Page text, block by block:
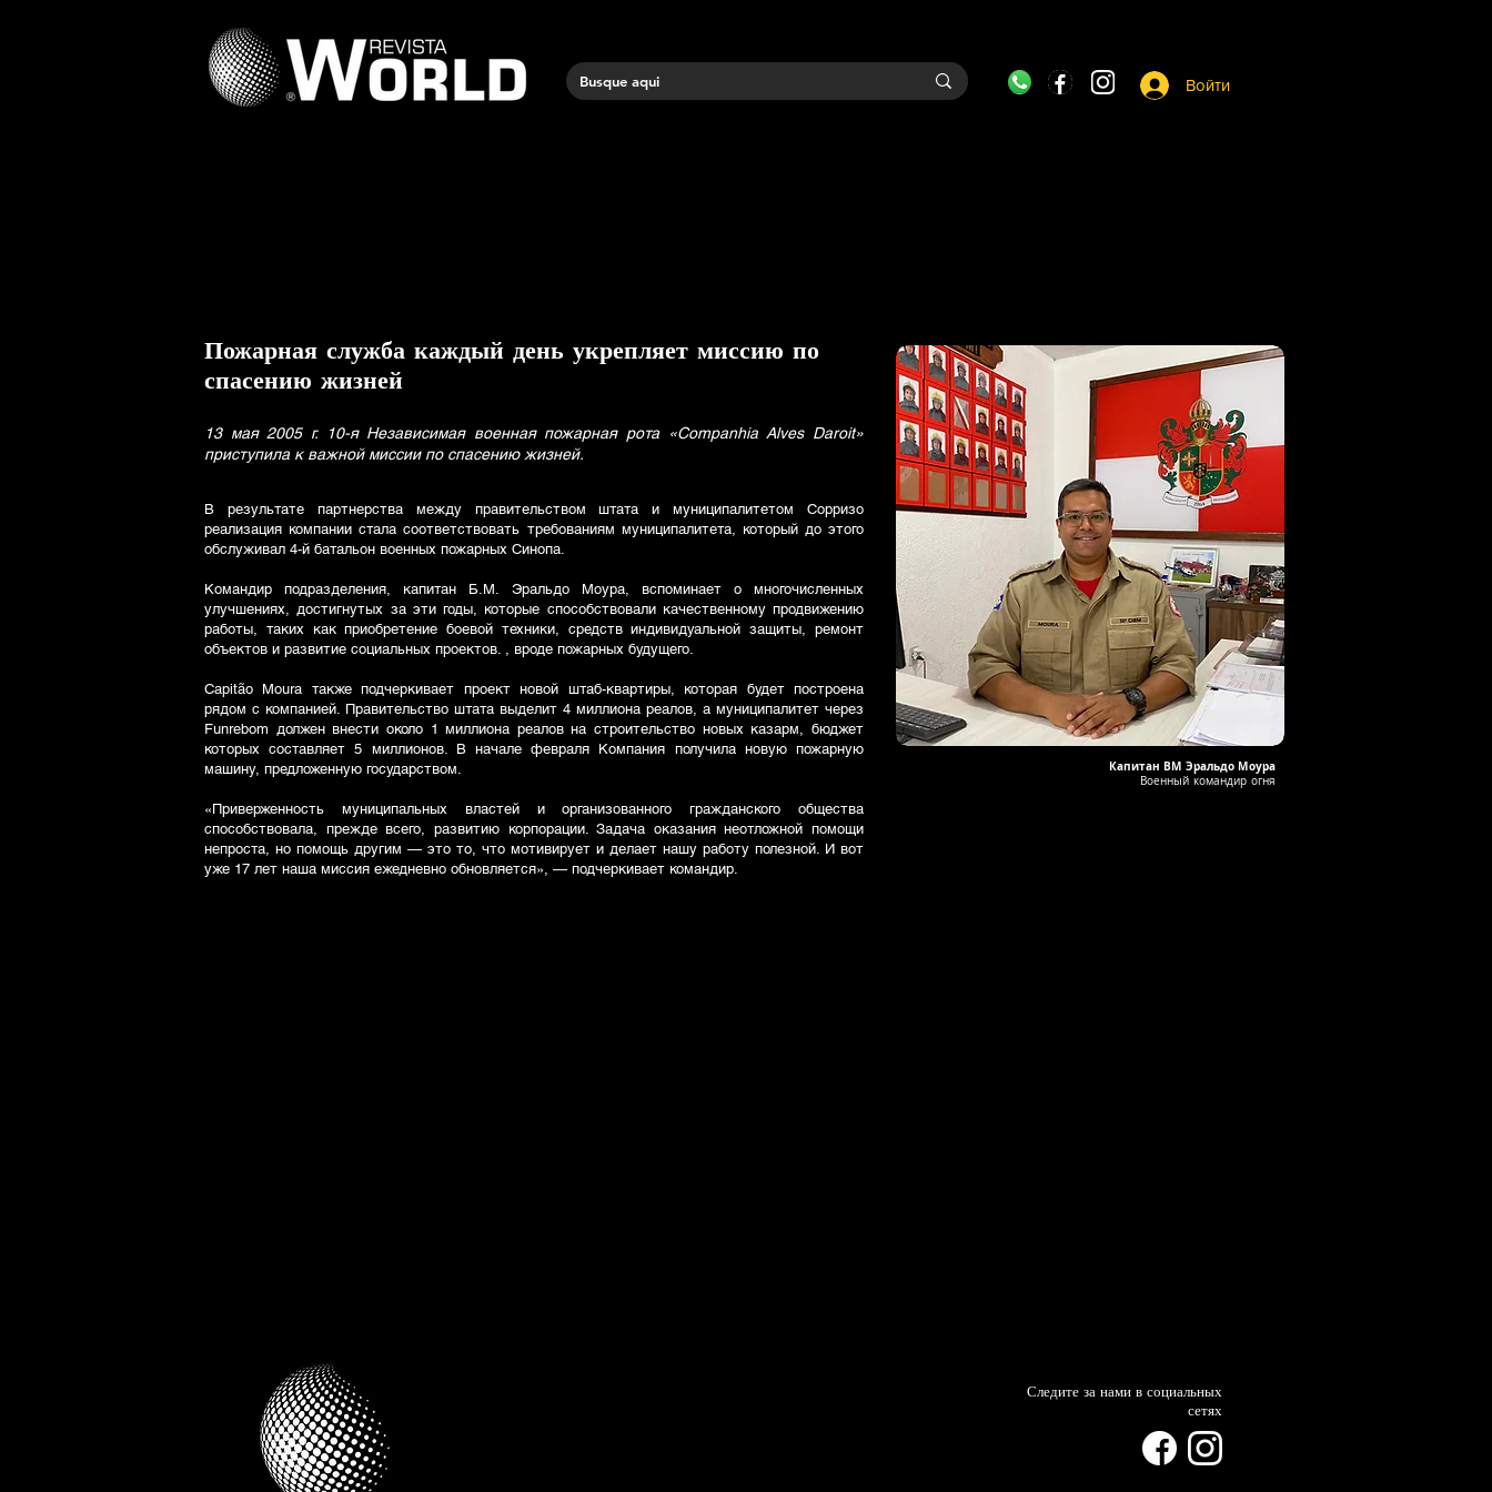
Войти
Пожарная служба каждый день укрепляет миссию по
спасению жизней
13 мая 2005 г. 10-я Независимая военная пожарная рота «Companhia Alves Daroit»
приступила к важной миссии по спасению жизней.
В результате партнерства между правительством штата и муниципалитетом Сорризо
реализация компании стала соответствовать требованиям муниципалитета, который до этого
обслуживал 4-й батальон военных пожарных Синопа.
Командир подразделения, капитан Б.М. Эральдо Моура, вспоминает о многочисленных
улучшениях, достигнутых за эти годы, которые способствовали качественному продвижению
работы, таких как приобретение боевой техники, средств индивидуальной защиты, ремонт
объектов и развитие социальных проектов. , вроде пожарных будущего.
Capitão Moura также подчеркивает проект новой штаб-квартиры, которая будет построена
рядом с компанией. Правительство штата выделит 4 миллиона реалов, а муниципалитет через
Funrebom должен внести около 1 миллиона реалов на строительство новых казарм, бюджет
которых составляет 5 миллионов. В начале февраля Компания получила новую пожарную
машину, предложенную государством.
«Приверженность муниципальных властей и организованного гражданского общества
способствовала, прежде всего, развитию корпорации. Задача оказания неотложной помощи
непроста, но помощь другим — это то, что мотивирует и делает нашу работу полезной. И вот
уже 17 лет наша миссия ежедневно обновляется», — подчеркивает командир.
Капитан BM Эральдо Моура
Военный командир огня
Следите за нами в социальных
сетях